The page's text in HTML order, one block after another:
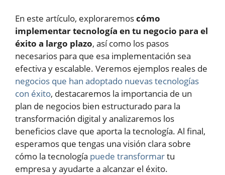
En este artículo, exploraremoscómo
implementar tecnología en tu negocio para el
éxito a largo plazo, así como los pasos
necesarios para que esa implementación sea
efectiva y escalable. Veremos ejemplos reales de
negocios que han adoptado nuevas tecnologías
con éxito, destacaremos la importancia de un
plan de negocios bien estructurado para la
transformación digital y analizaremos los
beneficios clave que aporta la tecnología. Al final,
esperamos que tengas una visión clara sobre
cómo la tecnología puede transformartu
empresa y ayudarte a alcanzar el éxito.